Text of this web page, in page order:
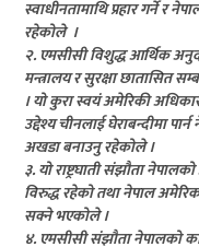
स्वाधीनतामाथि प्रहार गर्ने र
रहेकोले ।
२. एमसीसी विशुद्ध आर्थिक
मन्त्रालय र सुरक्षा छातासित
। यो कुरा स्वयं अमेरिकी
उद्देश्य चीनलाई घेराबन्दीमा
अखडा बनाउनु रहेकोले ।
३. यो राष्ट्रघाती संझौता
विरुद्ध रहेको तथा नेपाल
सक्ने भएकोले ।
४. एमसीसी संझौता नेपालको